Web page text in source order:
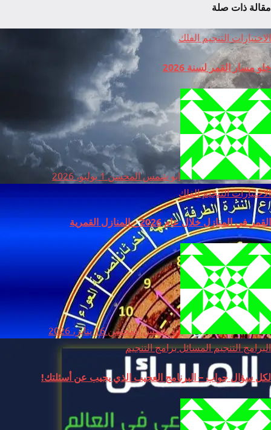
مقالة ذات صلة
الاختيارات التنجيم الفلك
خلو مسار القمر لسنة 2026
ابو شمس المحسن1 يوليو، 2026
الاختياراتالتنجيمالفلك
القمر في المنازل خلال عام 2026 _ المنازل القمرية
ابو شمس المحسن16 يناير، 2026
البرامجالتنجيمالمسائلبرامج التنجيم
لكل سؤال جواب – البرنامج العجيب الذي يجيب عن أسئلتك!